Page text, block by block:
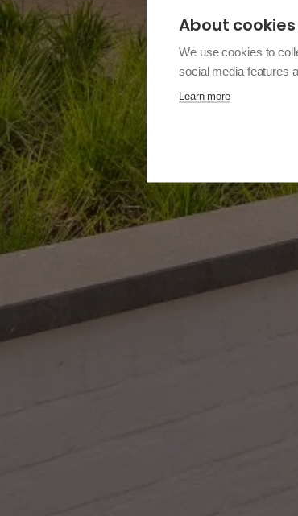
About
We use cookies to
social media features
Learn more